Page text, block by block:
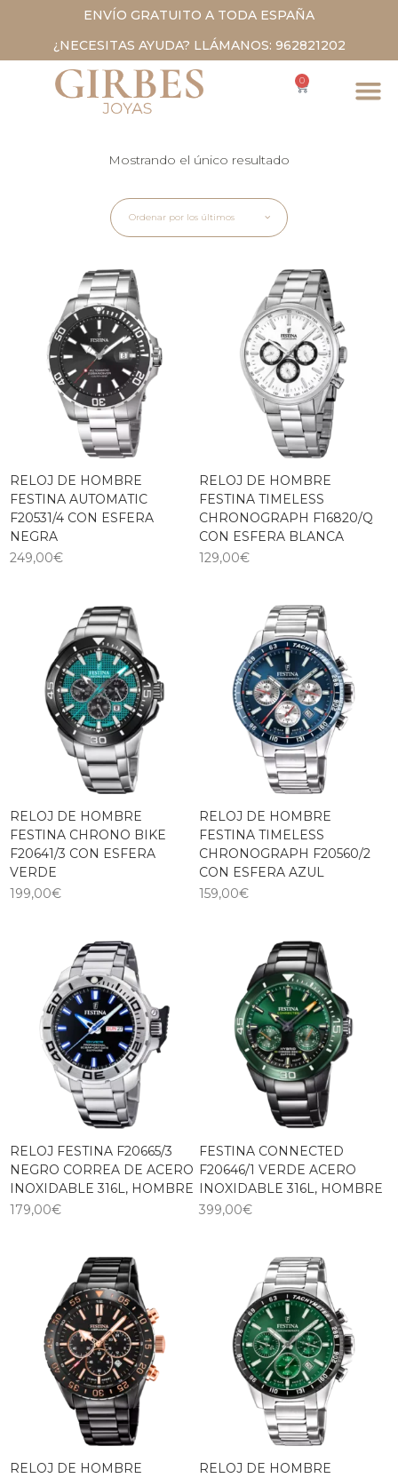
ENVÍO GRATUITO A TODA ESPAÑA
¿NECESITAS AYUDA? LLÁMANOS: 962821202
0
Mostrando el único resultado
Ordenar por los últimos
RELOJ DE HOMBRE
FESTINA AUTOMATIC
F20531/4 CON ESFERA
NEGRA
249,00€
RELOJ DE HOMBRE
FESTINA TIMELESS
CHRONOGRAPH F16820/Q
CON ESFERA BLANCA
129,00€
RELOJ DE HOMBRE
FESTINA CHRONO BIKE
F20641/3 CON ESFERA
VERDE
199,00€
RELOJ DE HOMBRE
FESTINA TIMELESS
CHRONOGRAPH F20560/2
CON ESFERA AZUL
159,00€
RELOJ FESTINA F20665/3
NEGRO CORREA DE ACERO
INOXIDABLE 316L, HOMBRE
179,00€
FESTINA CONNECTED
F20646/1 VERDE ACERO
INOXIDABLE 316L, HOMBRE
399,00€
RELOJ DE HOMBRE
RELOJ DE HOMBRE